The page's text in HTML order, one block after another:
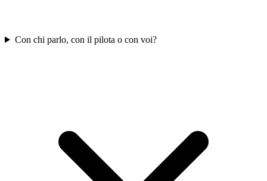
Con chi parlo, con il pilota o con voi?